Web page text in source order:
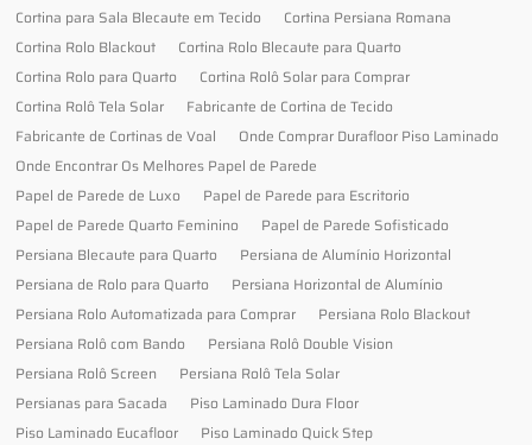
Cortina para Sala Blecaute em Tecido
Cortina Persiana Romana
Cortina Rolo Blackout
Cortina Rolo Blecaute para Quarto
Cortina Rolo para Quarto
Cortina Rolô Solar para Comprar
Cortina Rolô Tela Solar
Fabricante de Cortina de Tecido
Fabricante de Cortinas de Voal
Onde Comprar Durafloor Piso Laminado
Onde Encontrar Os Melhores Papel de Parede
Papel de Parede de Luxo
Papel de Parede para Escritorio
Papel de Parede Quarto Feminino
Papel de Parede Sofisticado
Persiana Blecaute para Quarto
Persiana de Alumínio Horizontal
Persiana de Rolo para Quarto
Persiana Horizontal de Alumínio
Persiana Rolo Automatizada para Comprar
Persiana Rolo Blackout
Persiana Rolô com Bando
Persiana Rolô Double Vision
Persiana Rolô Screen
Persiana Rolô Tela Solar
Persianas para Sacada
Piso Laminado Dura Floor
Piso Laminado Eucafloor
Piso Laminado Quick Step